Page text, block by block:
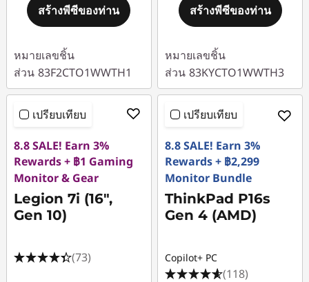
สร้างพีซีของท่าน
หมายเลขชิ้น
ส่วน 83F2CTO1WWTH1
สร้างพีซีของท่าน
หมายเลขชิ้น
ส่วน 83KYCTO1WWTH3
เปรียบเทียบ
8.8 SALE! Earn 3%
Rewards + ฿1 Gaming
Monitor & Gear
Legion 7i (16",
Gen 10)
(73)
เปรียบเทียบ
8.8 SALE! Earn 3%
Rewards + ฿2,299
Monitor Bundle
ThinkPad P16s
Gen 4 (AMD)
Copilot+ PC
(118)